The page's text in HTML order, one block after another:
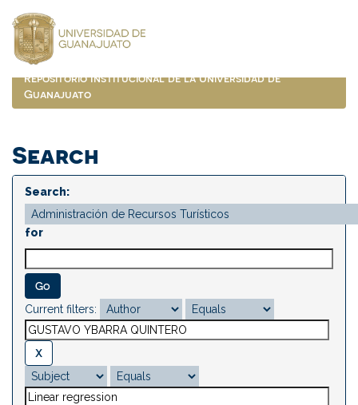
navigation
Repositorio Institucional de la Universidad de
Guanajuato
Search
Search:
for
Current filters: